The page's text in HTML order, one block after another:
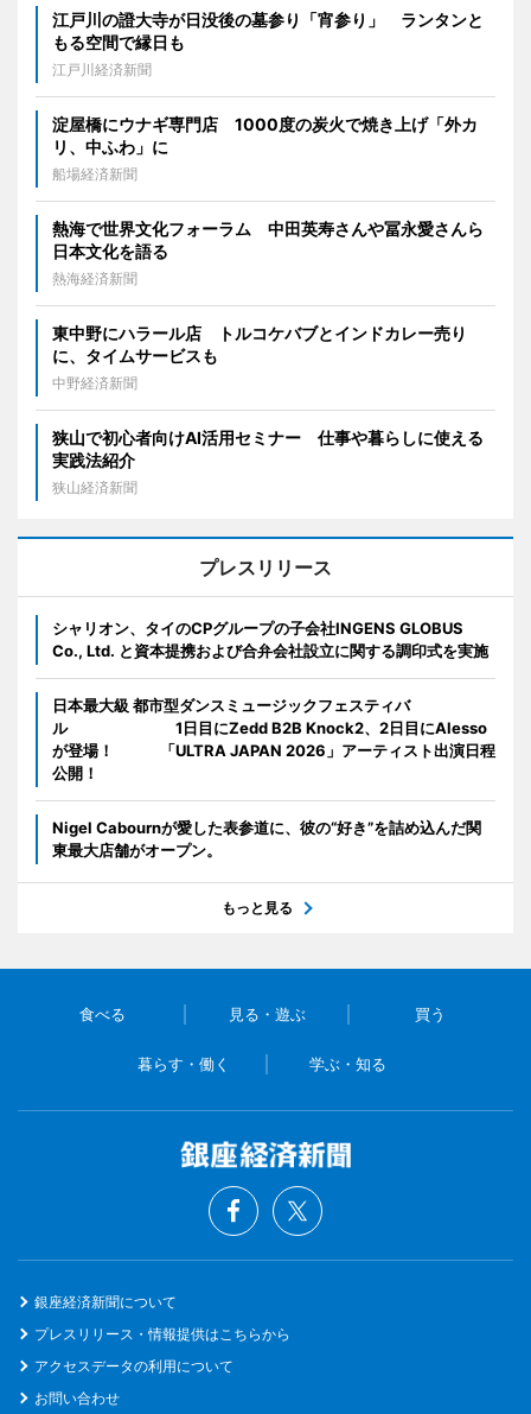
江戸川の證大寺が日没後の墓参り「宵参り」 ランタンと
もる空間で縁日も
江戸川経済新聞
淀屋橋にウナギ専門店 1000度の炭火で焼き上げ「外カ
リ、中ふわ」に
船場経済新聞
熱海で世界文化フォーラム 中田英寿さんや冨永愛さんら
日本文化を語る
熱海経済新聞
東中野にハラール店 トルコケバブとインドカレー売り
に、タイムサービスも
中野経済新聞
狭山で初心者向けAI活用セミナー 仕事や暮らしに使える
実践法紹介
狭山経済新聞
プレスリリース
シャリオン、タイのCPグループの子会社INGENS GLOBUS
Co., Ltd. と資本提携および合弁会社設立に関する調印式を実施
日本最大級 都市型ダンスミュージックフェスティバ
ル 1日目にZedd B2B Knock2、2日目にAlesso
が登場！ 「ULTRA JAPAN 2026」アーティスト出演日程
公開！
Nigel Cabournが愛した表参道に、彼の“好き”を詰め込んだ関
東最大店舗がオープン。
もっと見る
食べる 見る・遊ぶ 買う
暮らす・働く 学ぶ・知る
銀座経済新聞について
プレスリリース・情報提供はこちらから
アクセスデータの利用について
お問い合わせ